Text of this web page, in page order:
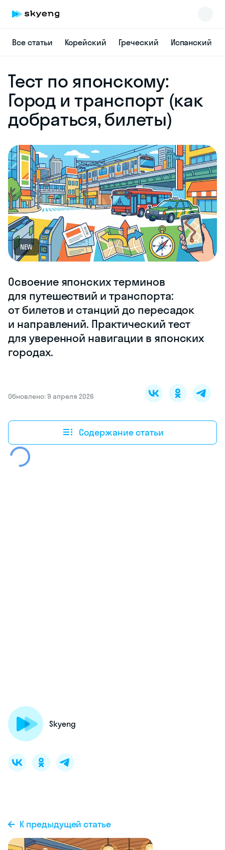
Все статьи Корейский Греческий Испанский
Тест по японскому:
Город и транспорт (как
добраться, билеты)
NEW
Освоение японских терминов
для путешествий и транспорта:
от билетов и станций до пересадок
и направлений. Практический тест
для уверенной навигации в японских
городах.
Обновлено: 9 апреля 2026
Содержание статьи
Skyeng
К предыдущей статье
online